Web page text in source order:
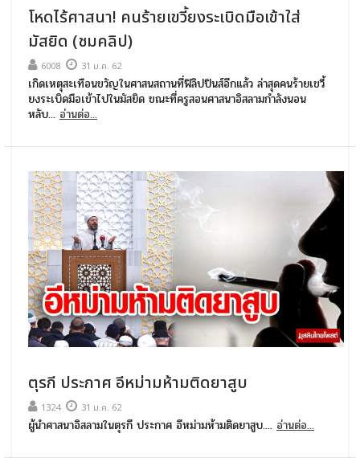
โหดไร้ศาสนา! คนร้ายเขวี้ยงระเบิดมือเข้าใส่
มัสยิด (ชมคลิป)
6008 31 ม.ค. 62
เกิดเหตุสะเทือนขวัญในศาสนสถานที่ฟิลิปปินส์อีกแล้ว ล่าสุดคนร้ายเขวี้
ยงระเบิดมือเข้าไปในมัสยิด ขณะที่ครูสอนศาสนาอิสลามกำลังนอน
หลับ... อ่านต่อ...
ตุรกี ประกาศ อีหม่ามห้ามติดยาสูบ
1324 31 ม.ค. 62
ผู้นำศาสนาอิสลามในตุรกี ประกาศ อีหม่ามห้ามติดยาสูบ.... อ่านต่อ...